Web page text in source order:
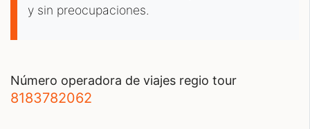
y sin preocupaciones.
número operadora de viajes regio tour
8183782062